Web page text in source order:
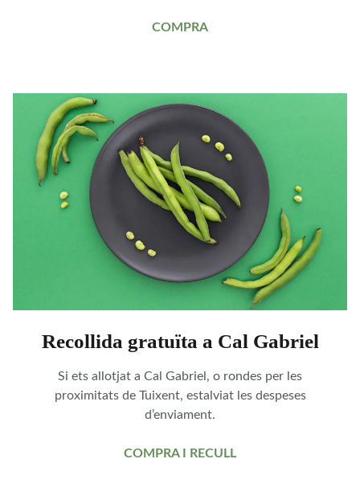
COMPRA
Recollida gratuïta a Cal Gabriel
Si ets allotjat a Cal Gabriel, o rondes per les
proximitats de Tuixent, estalviat les despeses
d’enviament.
COMPRA I RECULL